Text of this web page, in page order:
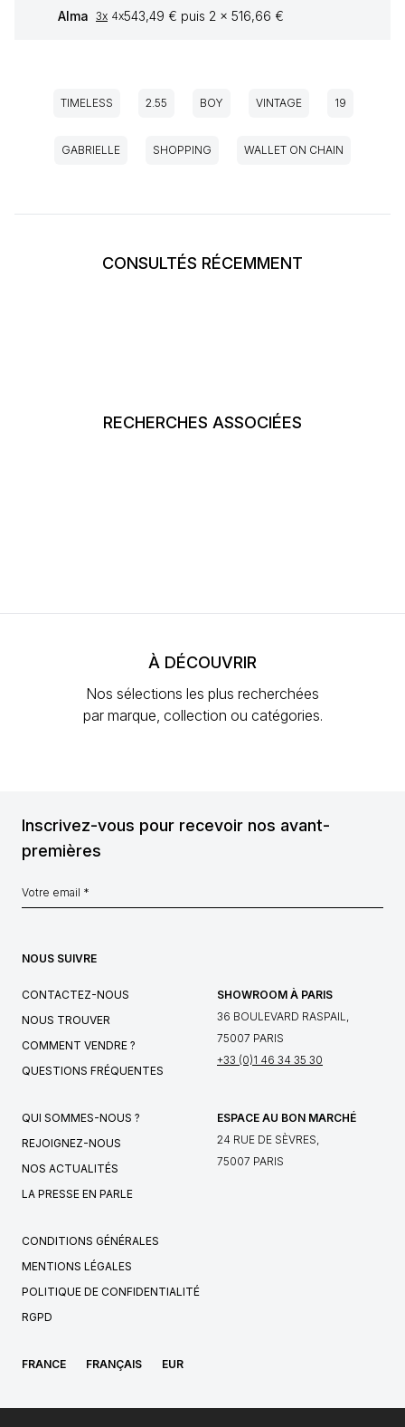
Alma 3x 4x543,49 € puis 2 x 516,66 €
TIMELESS 2.55 BOY VINTAGE 19
GABRIELLE SHOPPING WALLET ON CHAIN
CONSULTÉS RÉCEMMENT
RECHERCHES ASSOCIÉES
À DÉCOUVRIR
Nos sélections les plus recherchées
par marque, collection ou catégories.
Inscrivez-vous pour recevoir nos avant-
premières
NOUS SUIVRE
CONTACTEZ-NOUS
NOUS TROUVER
COMMENT VENDRE ?
QUESTIONS FRÉQUENTES
SHOWROOM À PARIS
36 BOULEVARD RASPAIL,
75007 PARIS
+33 (0)1 46 34 35 30
QUI SOMMES-NOUS ?
REJOIGNEZ-NOUS
NOS ACTUALITÉS
LA PRESSE EN PARLE
ESPACE AU BON MARCHÉ
24 RUE DE SÈVRES,
75007 PARIS
CONDITIONS GÉNÉRALES
MENTIONS LÉGALES
POLITIQUE DE CONFIDENTIALITÉ
RGPD
FRANCE FRANÇAIS EUR